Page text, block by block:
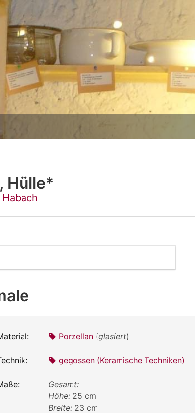
Hülle*
Porzellan (glasiert)
gegossen (Keramische Techniken)
Gesamt:
Höhe: 25 cm
Breite: 23 cm